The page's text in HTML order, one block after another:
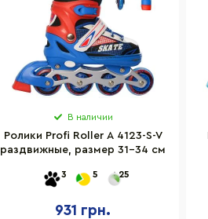
В наличии
Ролики Profi Roller A 4123-S-V
раздвижные, размер 31-34 см
3 5 25
931 грн.